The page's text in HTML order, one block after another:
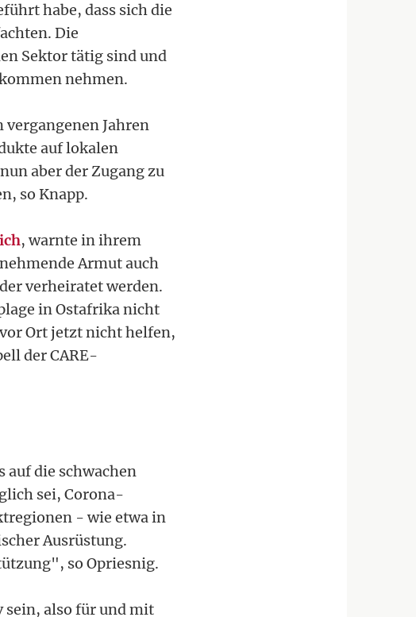
habe, dass sich die
Die
Sektor tätig sind und
nehmen.
vergangenen Jahren
auf lokalen
aber der Zugang zu
so Knapp.
, warnte in ihrem
Armut auch
verheiratet werden.
in Ostafrika nicht
Ort jetzt nicht helfen,
der CARE-
auf die schwachen
sei, Corona-
- wie etwa in
Ausrüstung.
so Opriesnig.
sein, also für und mit